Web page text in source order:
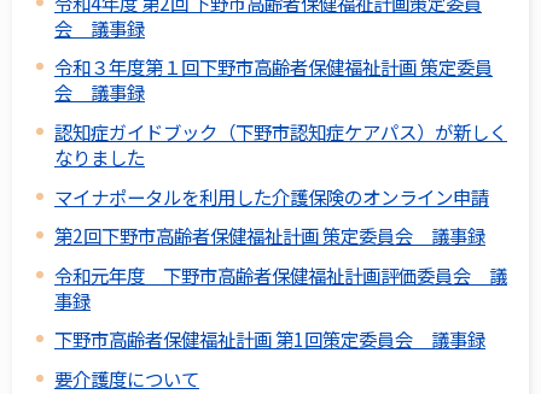
会 議事録
令和３年度第１回下野市高齢者保健福祉計画 策定委員
会 議事録
認知症ガイドブック（下野市認知症ケアパス）が新しく
なりました
マイナポータルを利用した介護保険のオンライン申請
第2回下野市高齢者保健福祉計画 策定委員会 議事録
令和元年度 下野市高齢者保健福祉計画評価委員会 議
事録
下野市高齢者保健福祉計画 第1回策定委員会 議事録
要介護度について